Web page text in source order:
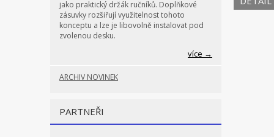
jako praktický držák ručníků. Doplňkové
zásuvky rozšiřují využitelnost tohoto
konceptu a lze je libovolně instalovat pod
zvolenou desku.
více →
ARCHIV NOVINEK
PARTNEŘI